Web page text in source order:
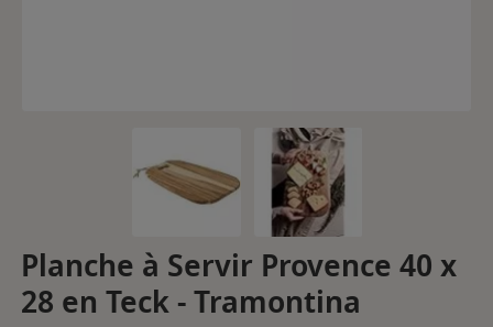
Planche à Servir Provence 40 x
28 en Teck - Tramontina